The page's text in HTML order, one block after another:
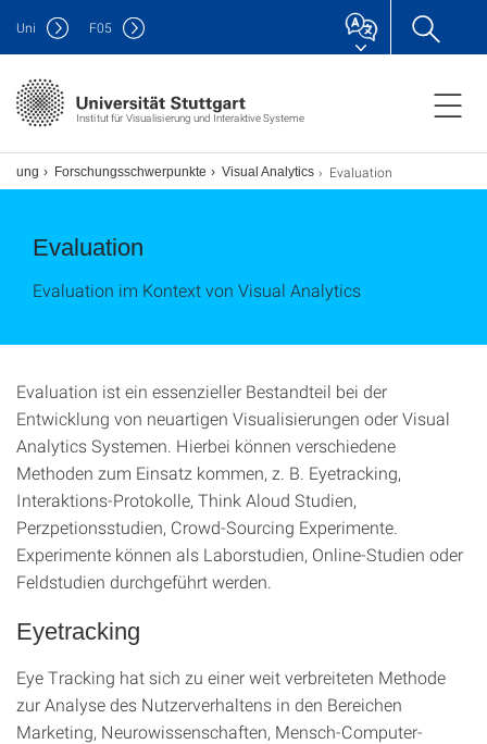
Institut für Visualisierung und Interaktive Systeme
Uni F05
Forschungsschwerpunkte Visual Analytics Evaluation
Evaluation
Evaluation im Kontext von Visual Analytics
Evaluation ist ein essenzieller Bestandteil bei der
Entwicklung von neuartigen Visualisierungen oder Visual
Analytics Systemen. Hierbei können verschiedene
Methoden zum Einsatz kommen, z. B. Eyetracking,
Interaktions-Protokolle, Think Aloud Studien,
Perzpetionsstudien, Crowd-Sourcing Experimente.
Experimente können als Laborstudien, Online-Studien oder
Feldstudien durchgeführt werden.
Eyetracking
Eye Tracking hat sich zu einer weit verbreiteten Methode
zur Analyse des Nutzerverhaltens in den Bereichen
Marketing, Neurowissenschaften, Mensch-Computer-